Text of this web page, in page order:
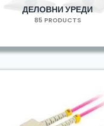
ДЕЛОВНИ УРЕДИ
85 PRODUCTS